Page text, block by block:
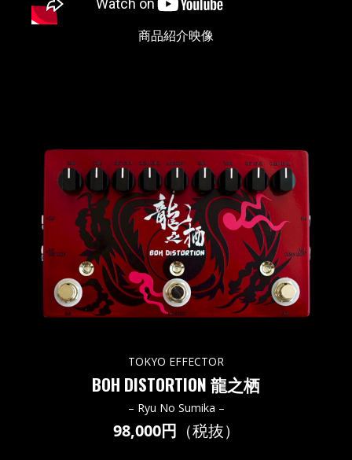
商品紹介映像
TOKYO EFFECTOR
BOH DISTORTION 龍之栖
– Ryu No Sumika –
98,000円 （税抜）